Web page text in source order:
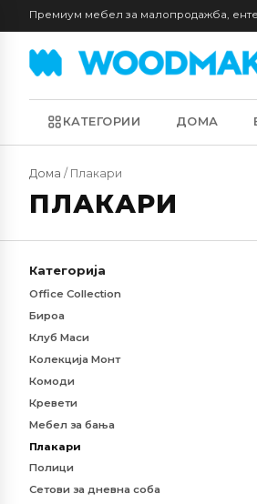
Премиум мебел за малопродажба,
КАТЕГОРИИ ДОМА
Дома / Плакари
ПЛАКАРИ
Категорија
Office Collection
Бироа
Клуб Маси
Колекција Монт
Комоди
Кревети
Мебел за бања
Плакари
Полици
Сетови за дневна соба